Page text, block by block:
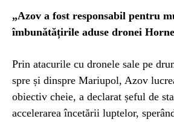
„Azov a fost responsabil pentru
îmbunătățirile aduse dronei
Prin atacurile cu dronele sale pe
spre și dinspre Mariupol, Azov
obiectiv cheie, a declarat șeful de
accelerarea încetării luptelor,